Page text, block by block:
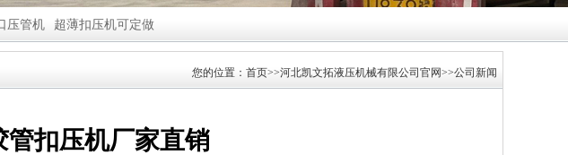
压管机 超薄扣压机可定做
您的位置：首页>>河北凯文拓液压机械有限公司官网>>公司新闻
管扣压机厂家直销